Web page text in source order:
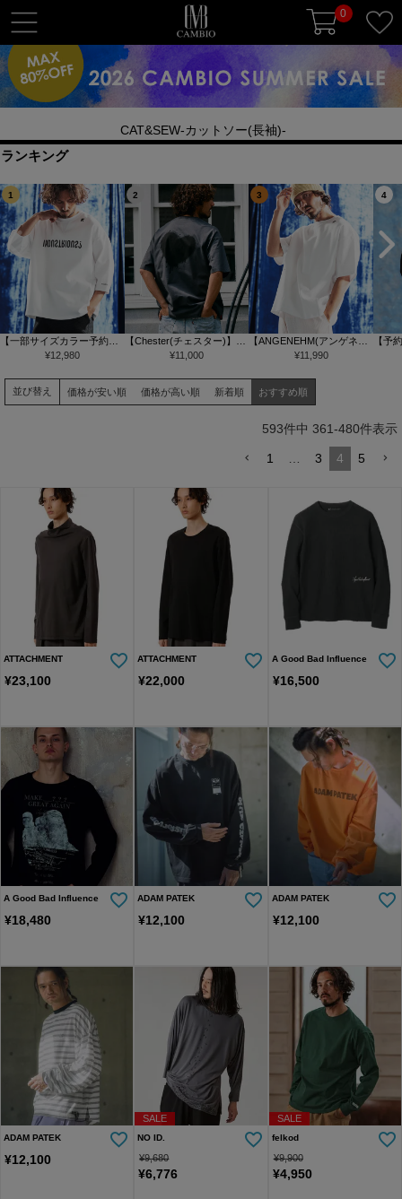
0
t
o
g
l
n
v
i
g
a
t
i
o
n
CAT&SEW-カットソー(長袖)-
ランキング
1
【一部サイズカラー予約販
売9月下旬～10月上旬入
4 Sleeve T-shirt 7分袖カッ
¥12,980
2
【Chester(チェスター)】
【予約販売サイズ・カラー
シャツ(10014)
¥11,000
3
【ANGENEHM(アンゲネー
ム)】Interlock Fabric T-shirt
¥11,990
4
【予
並び替え 価格が安い順 価格が高い順 新着順 おすすめ順
593件中 361-480件表示
1 3 4 5
ATTACHMENT
¥23,100
ATTACHMENT
¥22,000
A Good Bad Influence
¥16,500
A Good Bad Influence
¥18,480
ADAM PATEK
¥12,100
ADAM PATEK
¥12,100
ADAM PATEK
¥12,100
SALE
NO ID.
¥9,680
¥6,776
SALE
felkod
¥9,900
¥4,950